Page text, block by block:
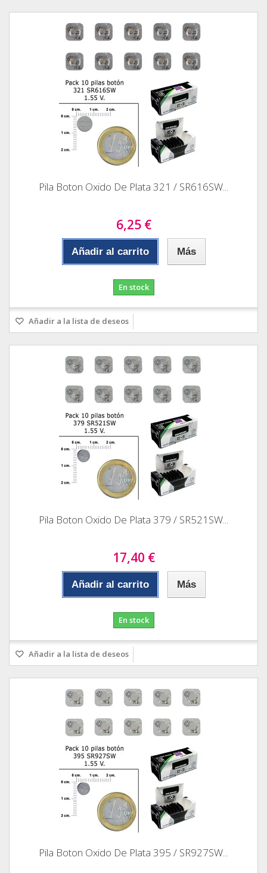
Pila Boton Oxido De Plata 321 / SR616SW...
6,25 €
Añadir al carrito Más
En stock
Añadir a la lista de deseos
Pila Boton Oxido De Plata 379 / SR521SW...
17,40 €
Añadir al carrito Más
En stock
Añadir a la lista de deseos
Pila Boton Oxido De Plata 395 / SR927SW...